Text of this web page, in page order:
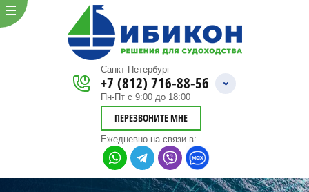
Санкт-Петербург
+7 (812) 716-88-56
Пн-Пт с 9:00 до 18:00
ПЕРЕЗВОНИТЕ МНЕ
Ежедневно на связи в: